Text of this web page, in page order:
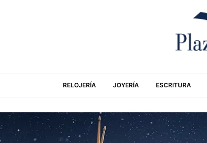
RELOJERÍA JOYERÍA ESCRITURA